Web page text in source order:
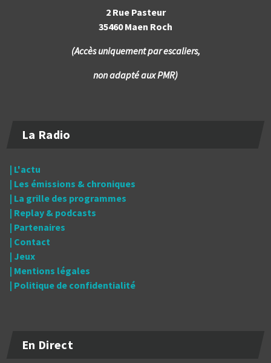
2 Rue Pasteur
35460 Maen Roch
(Accès uniquement par escaliers,
non adapté aux PMR)
La Radio
| L'actu
| Les émissions & chroniques
| La grille des programmes
| Replay & podcasts
| Partenaires
| Contact
| Jeux
| Mentions légales
| Politique de confidentialité
En Direct